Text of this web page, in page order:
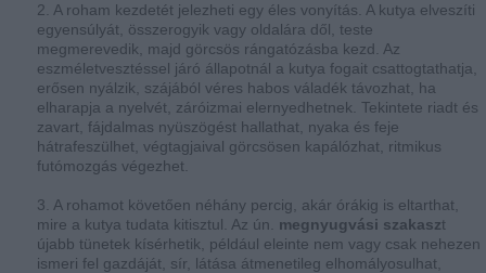
2. A roham kezdetét jelezheti egy éles vonyítás. A kutya elveszíti
egyensúlyát, összerogyik vagy oldalára dől, teste
megmerevedik, majd görcsös rángatózásba kezd. Az
eszméletvesztéssel járó állapotnál a kutya fogait csattogtathatja,
erősen nyálzik, szájából véres habos váladék távozhat, ha
elharapja a nyelvét, záróizmai elernyedhetnek. Tekintete riadt és
zavart, fájdalmas nyüszögést hallathat, nyaka és feje
hátrafeszülhet, végtagjaival görcsösen kapálózhat, ritmikus
futómozgás végezhet.
3. A rohamot követően néhány percig, akár órákig is eltarthat,
mire a kutya tudata kitisztul. Az ún. megnyugvási szakaszt
újabb tünetek kísérhetik, például eleinte nem vagy csak nehezen
ismeri fel gazdáját, sír, látása átmenetileg elhomályosulhat,